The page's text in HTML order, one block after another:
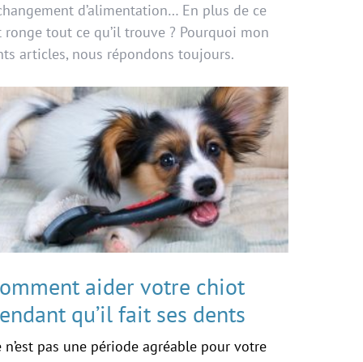
d’alimentation… En plus de ce
tout ce qu’il trouve ? Pourquoi mon
articles, nous répondons toujours.
aider votre chiot
qu’il fait ses dents
n’est pas une période agréable pour votre